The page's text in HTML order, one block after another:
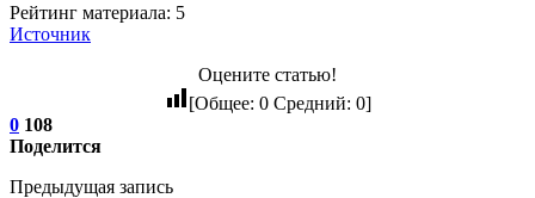
Рейтинг материала: 5
Источник
Оцените статью!
[Общее: 0Средний: 0]
0 108
Поделится
Предыдущая запись